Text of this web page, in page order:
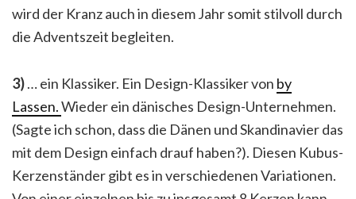
wird der Kranz auch in diesem Jahr somit stilvoll durch
die Adventszeit begleiten.
3)… ein Klassiker. Ein Design-Klassiker von by
Lassen.Wieder ein dänisches Design-Unternehmen.
(Sagte ich schon, dass die Dänen und Skandinavier das
mit dem Design einfach drauf haben?). Diesen Kubus-
Kerzenständer gibt es in verschiedenen Variationen.